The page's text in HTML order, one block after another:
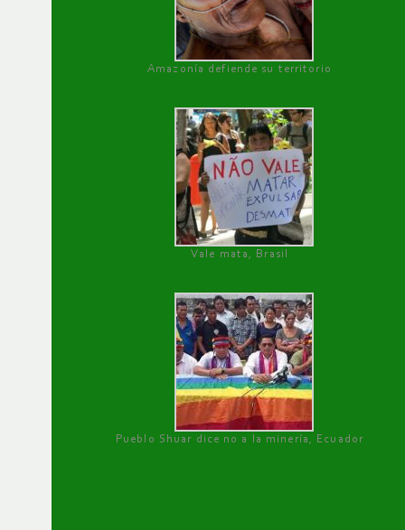
Amazonía defiende su territorio
Vale mata, Brasil
Pueblo Shuar dice no a la minería, Ecuador